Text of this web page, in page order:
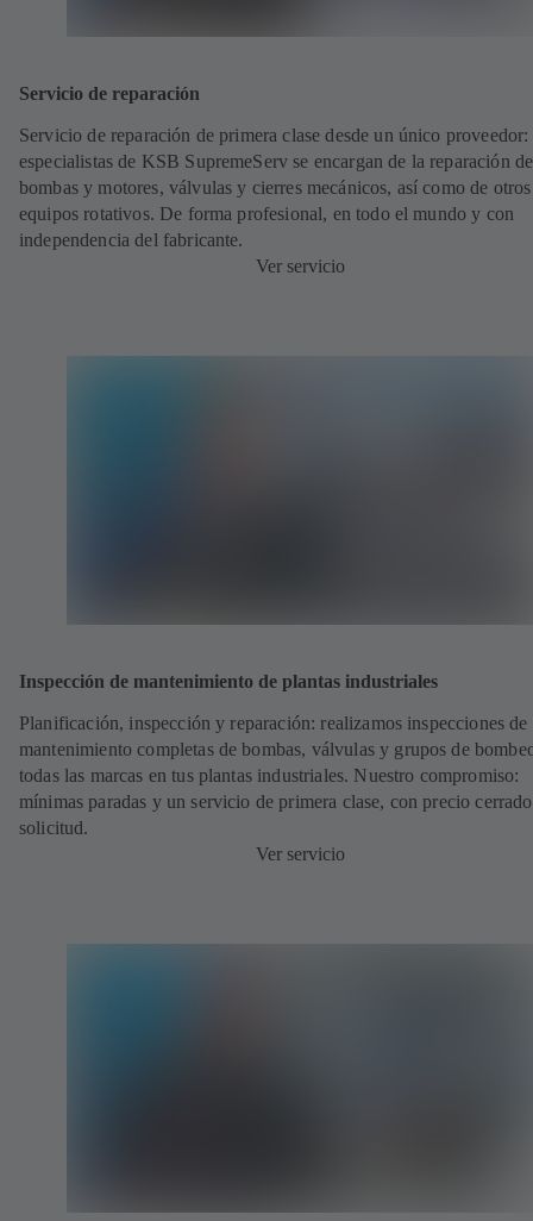
Servicio de reparación
Servicio de reparación de primera clase desde un único proveedor:
especialistas de KSB SupremeServ se encargan de la reparación
bombas y motores, válvulas y cierres mecánicos, así como de otros
equipos rotativos. De forma profesional, en todo el mundo y con
independencia del fabricante.
Ver servicio
Inspección de mantenimiento de plantas industriales
Planificación, inspección y reparación: realizamos inspecciones de
mantenimiento completas de bombas, válvulas y grupos de
todas las marcas en tus plantas industriales. Nuestro compromiso:
mínimas paradas y un servicio de primera clase, con precio
solicitud.
Ver servicio